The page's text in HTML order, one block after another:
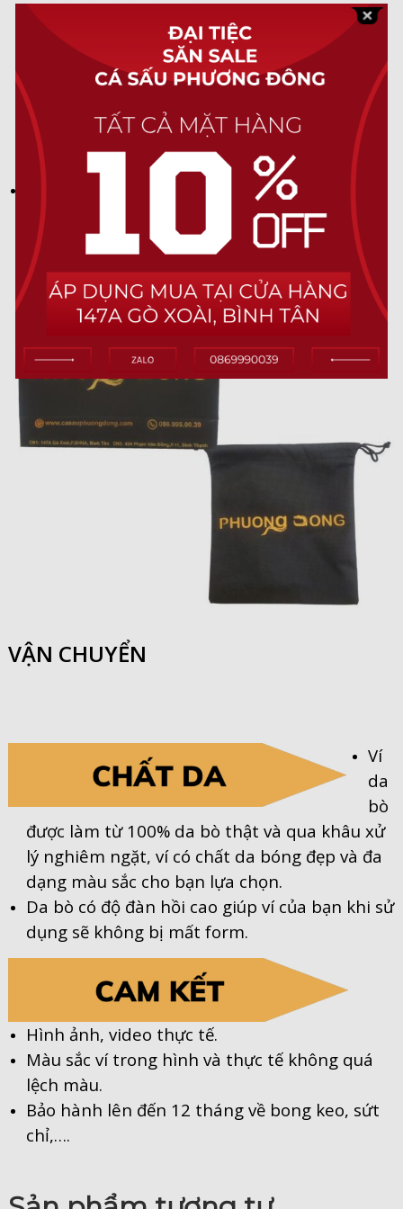
khách hàng sự quan tâm và trân trọng,
thông qua từng sản phẩm hay những gói
hàng gửi đi. Mỗi một sản phẩm sẽ được để
trong những chiếc túi vải dệt in logo, kèm
theo đó là một túi giấy , giúp khách hàng có
thể dùng để làm quà tặng mà không cần lo
nghĩ về gói quà.
Đối với những đơn hàng gửi đi, Cá Sấu
Phương Đông sẽ gói thêm 1 lớp bọc khí giúp
đảm bảo được sự nguyên vẹn cho đơn hàng
của bạn.
VẬN CHUYỂN
Ví
da
bò
được làm từ 100% da bò thật và qua khâu xử
lý nghiêm ngặt, ví có chất da bóng đẹp và đa
dạng màu sắc cho bạn lựa chọn.
Da bò có độ đàn hồi cao giúp ví của bạn khi sử
dụng sẽ không bị mất form.
Hình ảnh, video thực tế.
Màu sắc ví trong hình và thực tế không quá
lệch màu.
Bảo hành lên đến 12 tháng về bong keo, sứt
chỉ,….